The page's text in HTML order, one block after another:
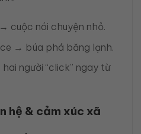
cuộc nói chuyện nhỏ.
→ búa phá băng lạnh.
người “click” ngay từ
hệ & cảm xúc xã